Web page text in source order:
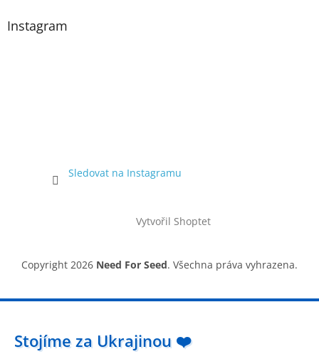
Instagram
Sledovat na Instagramu
Vytvořil Shoptet
Copyright 2026 Need For Seed. Všechna práva vyhrazena.
Stojíme za Ukrajinou ❤️